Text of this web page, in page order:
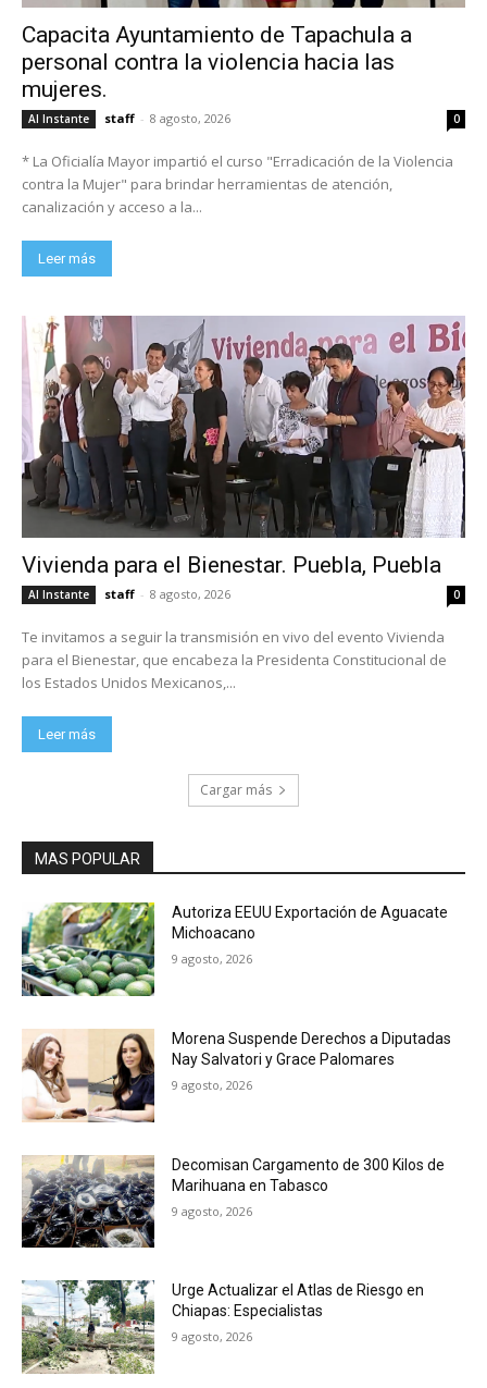
Capacita Ayuntamiento de Tapachula a
personal contra la violencia hacia las
mujeres.
Al Instante staff - 8 agosto, 2026 0
* La Oficialía Mayor impartió el curso "Erradicación de la Violencia
contra la Mujer" para brindar herramientas de atención,
canalización y acceso a la...
Leer más
Vivienda para el Bienestar. Puebla, Puebla
Al Instante staff - 8 agosto, 2026 0
Te invitamos a seguir la transmisión en vivo del evento Vivienda
para el Bienestar, que encabeza la Presidenta Constitucional de
los Estados Unidos Mexicanos,...
Leer más
Cargar más
MAS POPULAR
Autoriza EEUU Exportación de Aguacate
Michoacano
9 agosto, 2026
Morena Suspende Derechos a Diputadas
Nay Salvatori y Grace Palomares
9 agosto, 2026
Decomisan Cargamento de 300 Kilos de
Marihuana en Tabasco
9 agosto, 2026
Urge Actualizar el Atlas de Riesgo en
Chiapas: Especialistas
9 agosto, 2026